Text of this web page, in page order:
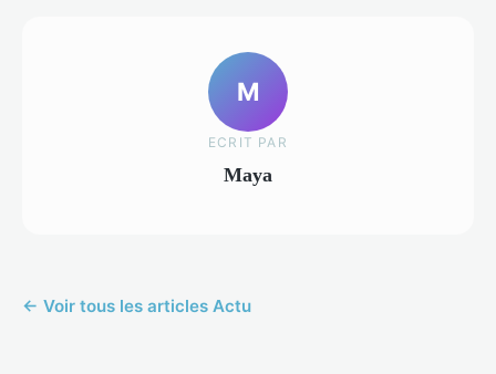
M
ECRIT PAR
Maya
← Voir tous les articles Actu